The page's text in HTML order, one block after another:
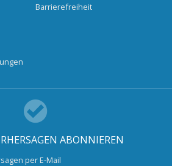
Barrierefreiheit
ABONNIEREN
per E-Mail